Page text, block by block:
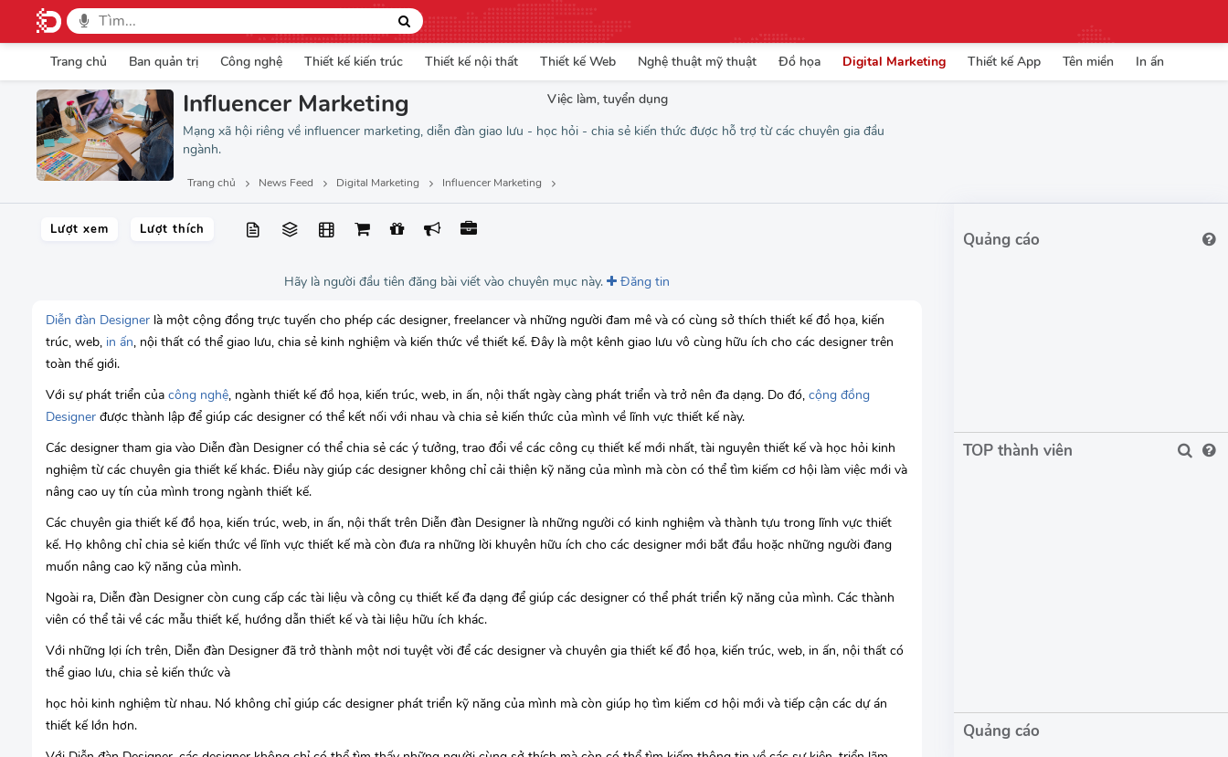
Trang chủ Ban quản trị Công nghệ Thiết kế kiến trúc Thiết kế nội thất Thiết kế Web Nghệ thuật mỹ thuật Đồ họa Digital Marketing Thiết kế App Tên miền In ấn
Việc làm, tuyển dụng
Influencer Marketing
Mạng xã hội riêng về influencer marketing, diễn đàn giao lưu - học hỏi - chia sẻ kiến thức được hỗ trợ từ các chuyên gia đầu
ngành.
Trang chủ News Feed Digital Marketing Influencer Marketing
Lượt xem Lượt thích
Hãy là người đầu tiên đăng bài viết vào chuyên mục này. Đăng tin
Diễn đàn Designer là một cộng đồng trực tuyến cho phép các designer, freelancer và những người đam mê và có cùng sở thích thiết kế đồ họa, kiến
trúc, web, in ấn, nội thất có thể giao lưu, chia sẻ kinh nghiệm và kiến thức về thiết kế. Đây là một kênh giao lưu vô cùng hữu ích cho các designer trên
toàn thế giới.
Với sự phát triển của công nghệ, ngành thiết kế đồ họa, kiến trúc, web, in ấn, nội thất ngày càng phát triển và trở nên đa dạng. Do đó, cộng đồng
Designer được thành lập để giúp các designer có thể kết nối với nhau và chia sẻ kiến thức của mình về lĩnh vực thiết kế này.
Các designer tham gia vào Diễn đàn Designer có thể chia sẻ các ý tưởng, trao đổi về các công cụ thiết kế mới nhất, tài nguyên thiết kế và học hỏi kinh
nghiệm từ các chuyên gia thiết kế khác. Điều này giúp các designer không chỉ cải thiện kỹ năng của mình mà còn có thể tìm kiếm cơ hội làm việc mới và
nâng cao uy tín của mình trong ngành thiết kế.
Các chuyên gia thiết kế đồ họa, kiến trúc, web, in ấn, nội thất trên Diễn đàn Designer là những người có kinh nghiệm và thành tựu trong lĩnh vực thiết
kế. Họ không chỉ chia sẻ kiến thức về lĩnh vực thiết kế mà còn đưa ra những lời khuyên hữu ích cho các designer mới bắt đầu hoặc những người đang
muốn nâng cao kỹ năng của mình.
Ngoài ra, Diễn đàn Designer còn cung cấp các tài liệu và công cụ thiết kế đa dạng để giúp các designer có thể phát triển kỹ năng của mình. Các thành
viên có thể tải về các mẫu thiết kế, hướng dẫn thiết kế và tài liệu hữu ích khác.
Với những lợi ích trên, Diễn đàn Designer đã trở thành một nơi tuyệt vời để các designer và chuyên gia thiết kế đồ họa, kiến trúc, web, in ấn, nội thất có
thể giao lưu, chia sẻ kiến thức và
học hỏi kinh nghiệm từ nhau. Nó không chỉ giúp các designer phát triển kỹ năng của mình mà còn giúp họ tìm kiếm cơ hội mới và tiếp cận các dự án
thiết kế lớn hơn.
TOP thành viên